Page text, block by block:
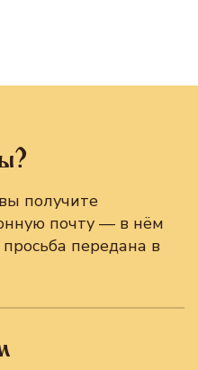
получите
почту — в нём
передана в